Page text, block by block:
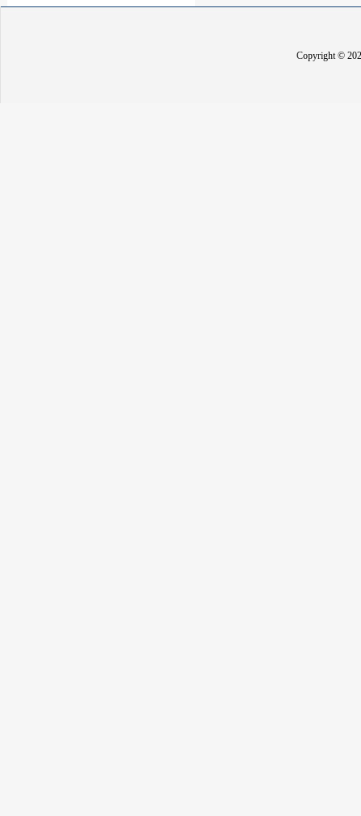
Copyright ©